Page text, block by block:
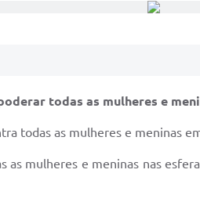
todas as mulheres e
todas as mulheres e meninas
as mulheres e meninas nas